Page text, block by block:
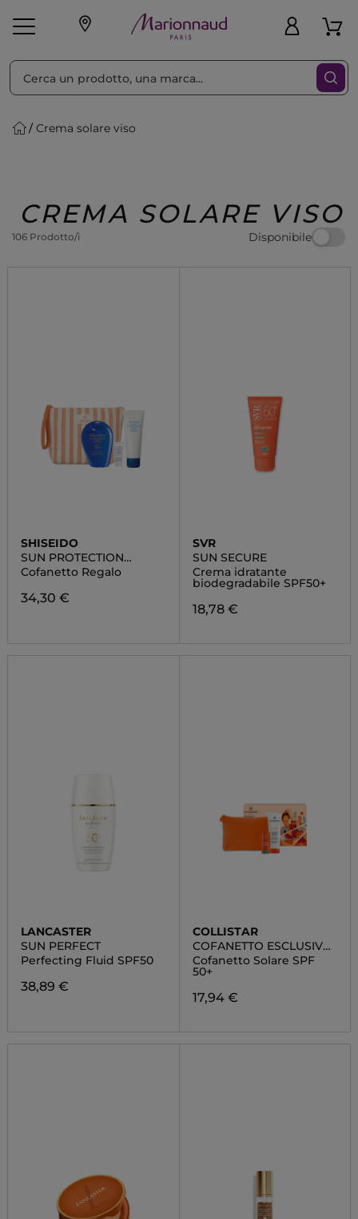
Make-up Profumi
Regalo
Crema solare viso
CREMA SOLARE VISO
106 Prodotto/i Disponibile
Ordina per Filtra
SHISEIDO
SUN PROTECTION
POUCH SET
Cofanetto Regalo
34,30 €
SVR
SUN SECURE
Crema idratante
biodegradabile SPF50+
18,78 €
LANCASTER
SUN PERFECT
Perfecting Fluid SPF50
38,89 €
COLLISTAR
COFANETTO ESCLUSIVO
ROUTINE SOLARE
Cofanetto Solare SPF
50+
17,94 €